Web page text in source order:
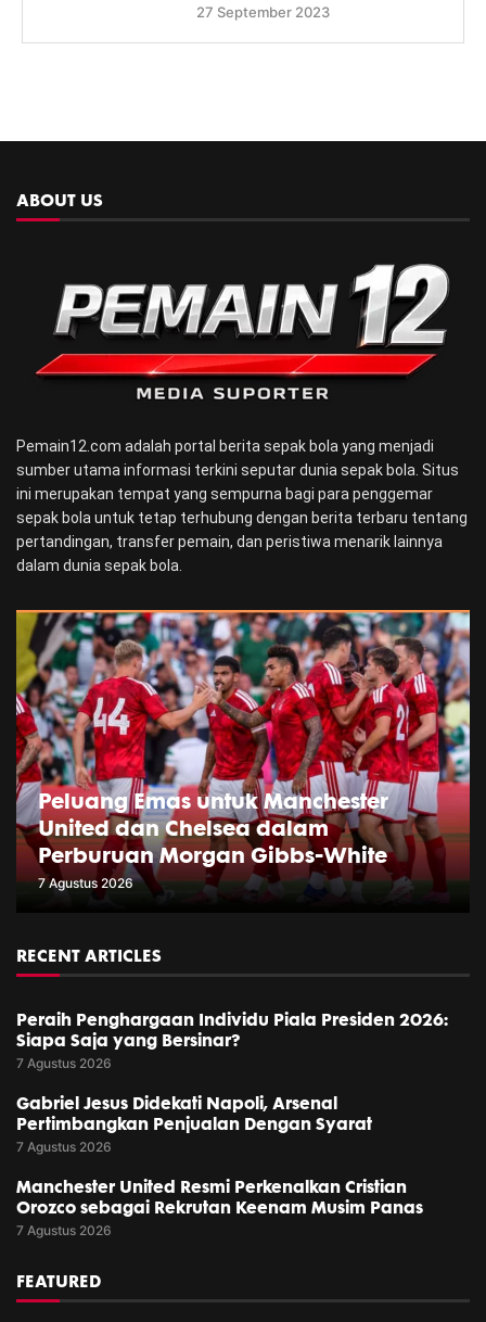
27 September 2023
ABOUT US
Pemain12.com adalah portal berita sepak bola yang menjadi
sumber utama informasi terkini seputar dunia sepak bola. Situs
ini merupakan tempat yang sempurna bagi para penggemar
sepak bola untuk tetap terhubung dengan berita terbaru tentang
pertandingan, transfer pemain, dan peristiwa menarik lainnya
dalam dunia sepak bola.
Peluang Emas untuk Manchester
United dan Chelsea dalam
Perburuan Morgan Gibbs-White
7 Agustus 2026
RECENT ARTICLES
Peraih Penghargaan Individu Piala Presiden 2026:
Siapa Saja yang Bersinar?
7 Agustus 2026
Gabriel Jesus Didekati Napoli, Arsenal
Pertimbangkan Penjualan Dengan Syarat
7 Agustus 2026
Manchester United Resmi Perkenalkan Cristian
Orozco sebagai Rekrutan Keenam Musim Panas
7 Agustus 2026
FEATURED